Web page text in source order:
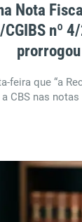
Nota
CGIBS nº
prorrogou
feira que “a
a CBS nas notas